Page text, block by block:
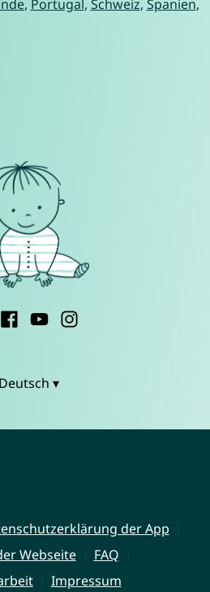
, Portugal, Schweiz, Spanien,
Deutsch ▾
der App
Webseite
FAQ
Impressum